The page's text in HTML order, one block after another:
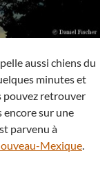
aussi chiens du
minutes et
pouvez retrouver
encore sur une
parvenu à
Mexique.
photographié